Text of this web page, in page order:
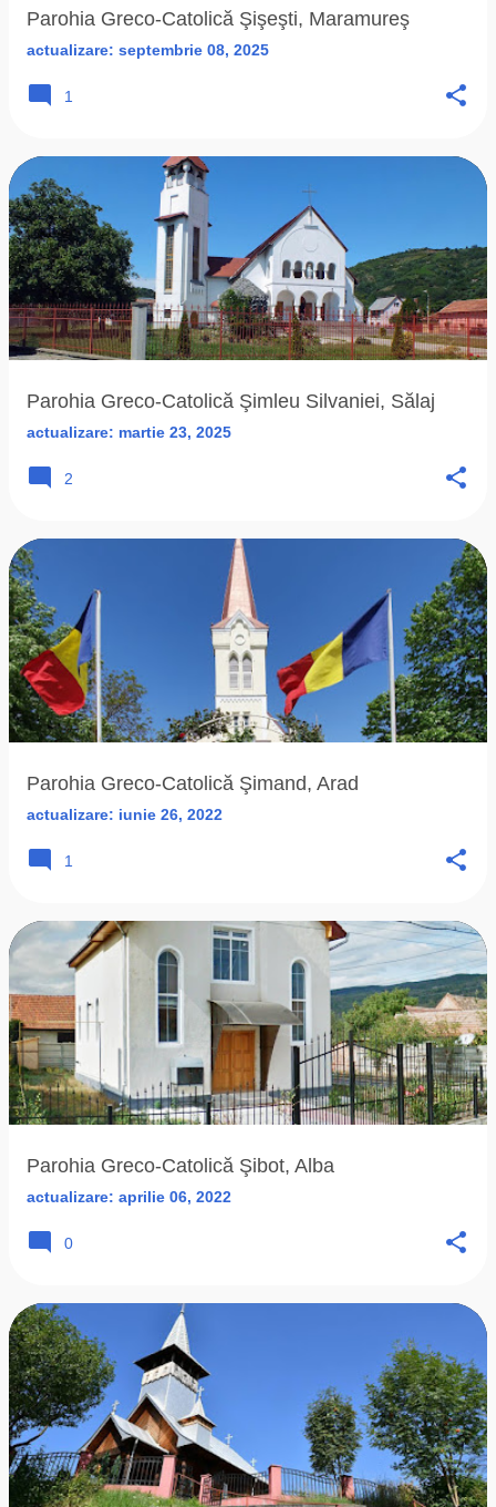
Parohia Greco-Catolică Şişeşti, Maramureş
actualizare: septembrie 08, 2025
1
Parohia Greco-Catolică Şimleu Silvaniei, Sălaj
actualizare: martie 23, 2025
2
Parohia Greco-Catolică Şimand, Arad
actualizare: iunie 26, 2022
1
Parohia Greco-Catolică Şibot, Alba
actualizare: aprilie 06, 2022
0